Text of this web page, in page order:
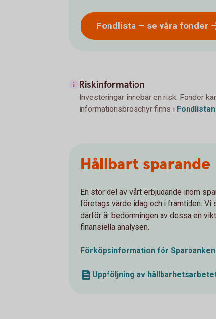
Fondlista – se våra fonder
Riskinformation
Investeringar innebär en risk. Fonder
informationsbroschyr finns i Fondlistan
Hållbart sparande
En stor del av vårt erbjudande inom
företags värde idag och i framtiden.
därför är bedömningen av dessa en
finansiella analysen.
Förköpsinformation för
Uppföljning av